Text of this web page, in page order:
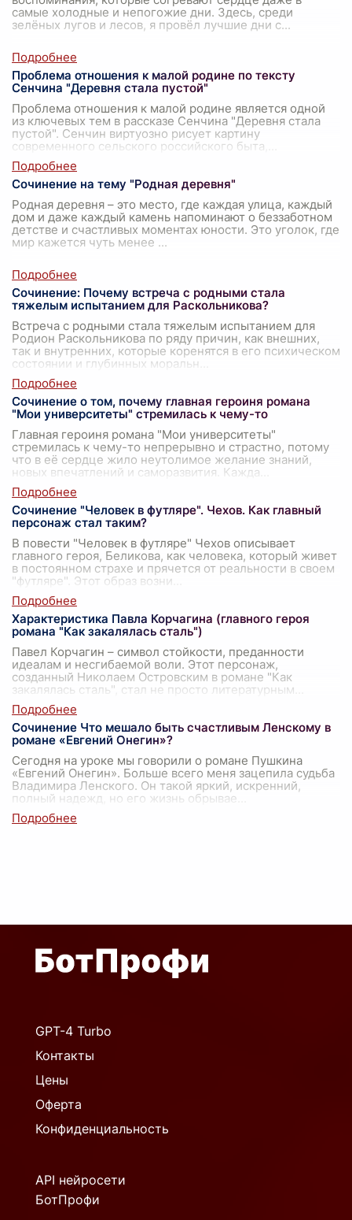
самые холодные и непогожие дни. Здесь, среди
зелёных лугов и лесов, я провёл лучшие дни с...
Проблема отношения к малой родине по тексту
Сенчина "Деревня стала пустой"
Проблема отношения к малой родине является одной
из ключевых тем в рассказе Сенчина "Деревня стала
пустой". Сенчин виртуозно рисует картину
современного сельского российского быта,
Сочинение на тему "Родная деревня"
Родная деревня – это место, где каждая улица, каждый
дом и даже каждый камень напоминают о беззаботном
детстве и счастливых моментах юности. Это уголок, где
мир кажется чуть менее ...
Сочинение: Почему встреча с родными стала
тяжелым испытанием для Раскольникова?
Встреча с родными стала тяжелым испытанием для
Родион Раскольникова по ряду причин, как внешних,
так и внутренних, которые коренятся в его психическом
состоянии и глубинных моральн
Сочинение о том, почему главная героиня романа
"Мои университеты" стремилась к чему-то
Главная героиня романа "Мои университеты"
стремилась к чему-то непрерывно и страстно, потому
что в её сердце жило неутолимое желание знаний,
новых впечатлений и саморазвития. Кажда
Сочинение "Человек в футляре". Чехов. Как главный
персонаж стал таким?
В повести "Человек в футляре" Чехов описывает
главного героя, Беликова, как человека, который живет
в постоянном страхе и прячется от реальности в своем
"футляре". Этот образ возни
Характеристика Павла Корчагина (главного героя
романа "Как закалялась сталь")
Павел Корчагин – символ стойкости, преданности
идеалам и несгибаемой воли. Этот персонаж,
созданный Николаем Островским в романе "Как
закалялась сталь", стал не просто литературным
Сочинение Что мешало быть счастливым Ленскому в
романе «Евгений Онегин»?
Сегодня на уроке мы говорили о романе Пушкина
«Евгений Онегин». Больше всего меня зацепила судьба
Владимира Ленского. Он такой яркий, искренний,
полный надежд, но его жизнь обрывае
GPT-4 Turbo
Контакты
Цены
Оферта
Конфиденциальность
API нейросети
БотПрофи